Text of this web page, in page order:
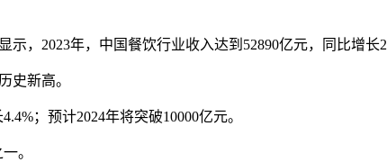
，2023年，中国餐饮行业收入达到52890亿元，同比增长
史新高。
；预计2024年将突破10000亿元。
。